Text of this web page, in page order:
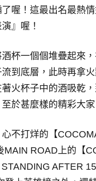
喔！這最出名最熱
』喔！
杯一個個堆疊起來
到底層，此時再拿
火杯子中的酒吸乾
於甚麼樣的精彩大家
不打烊的【
MAIN ROAD上的【
AFTER